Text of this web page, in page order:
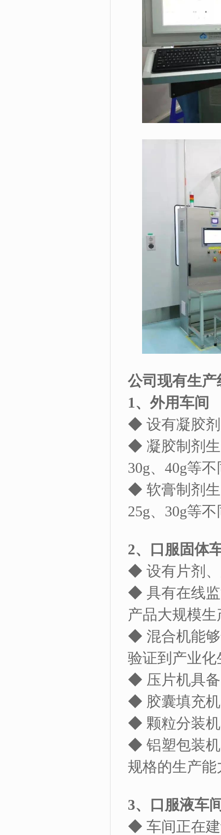
公司现有生产
1、外用车间
◆ 设有凝胶
◆ 凝胶制剂
30g、 40g等不
◆ 软膏制剂
25g、 30g等不
2、口服固体
◆ 设有片剂
◆ 具有在线
产品大规模
◆ 混合机能
验证到产业
◆ 压片机具备
◆ 胶囊填充
◆ 颗粒分装
◆ 铝塑包装
规格的生产能
3、口服液车
◆ 车间正在